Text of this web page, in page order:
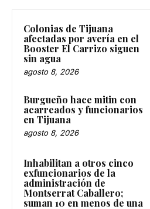
Colonias de Tijuana
afectadas por avería en el
Booster El Carrizo siguen
sin agua
agosto 8, 2026
Burgueño hace mitin con
acarreados y funcionarios
en Tijuana
agosto 8, 2026
Inhabilitan a otros cinco
exfuncionarios de la
administración de
Montserrat Caballero;
suman 10 en menos de una